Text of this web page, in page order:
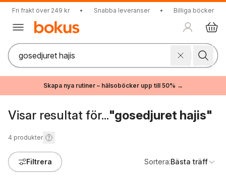
Fri frakt över 249 kr • Snabba leveranser • Billiga böcker
Skapa nya rutiner – hälsoböcker upp till 50% →
Visar resultat för..."gosedjuret hajis"
4 produkter
Filtrera Sortera:Bästa träff